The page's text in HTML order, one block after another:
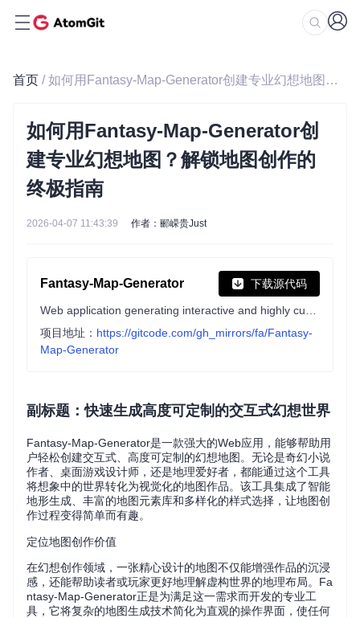
首页 / 如何用Fantasy-Map-Generator创建专业幻想地图？解锁地图创作的终极指南
如何用Fantasy-Map-Generator创
建专业幻想地图？解锁地图创作的
终极指南
2026-04-07 11:43:39 作者：郦嵘贵Just
Fantasy-Map-Generator 下载源代码
项目地址： https://gitcode.com/gh_mirrors/fa/Fantasy-
Map-Generator
副标题：快速生成高度可定制的交互式幻想世界
Fantasy-Map-Generator是一款强大的Web应用，能够帮助用
户轻松创建交互式、高度可定制的幻想地图。无论是奇幻小说
作者、桌面游戏设计师，还是地理爱好者，都能通过这个工具
将想象中的世界转化为视觉化的地图作品。该工具集成了智能
地形生成、丰富的地图元素库和多样化的样式选择，让地图创
作过程变得简单而有趣。
定位地图创作价值
在幻想创作领域，一张精心设计的地图不仅能增强作品的沉浸
感，还能帮助读者或玩家更好地理解虚构世界的地理布局。Fa
ntasy-Map-Generator正是为满足这一需求而开发的专业工
具，它将复杂的地图生成技术简化为直观的操作界面，使任何